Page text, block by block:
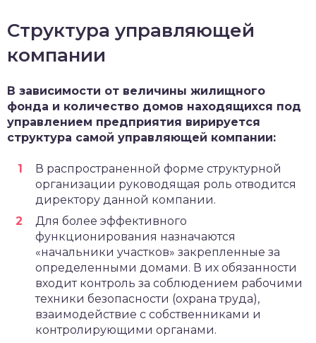
Структура управляющей
компании
В зависимости от величины жилищного
фонда и количество домов находящихся под
управлением предприятия вирируется
структура самой управляющей компании:
В распространенной форме структурной
организации руководящая роль отводится
директору данной компании.
Для более эффективного
функционирования назначаются
«начальники участков» закрепленные за
определенными домами. В их обязанности
входит контроль за соблюдением рабочими
техники безопасности (охрана труда),
взаимодействие с собственниками и
контролирующими органами.